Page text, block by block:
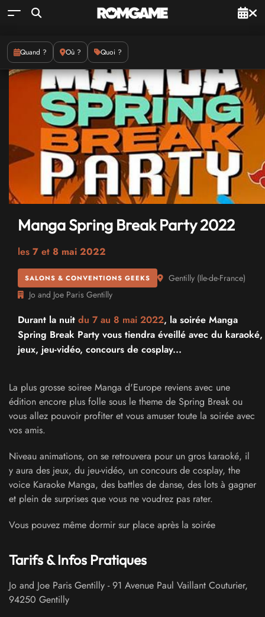
Quand ? Où ? Quoi ?
Manga Spring Break Party 2022
les 7 et 8 mai 2022
SALONS & CONVENTIONS GEEKS Gentilly (Ile-de-France)
Jo and Joe Paris Gentilly
Durant la nuit du 7 au 8 mai 2022, la soirée Manga
Spring Break Party vous tiendra éveillé avec du karaoké,
jeux, jeu-vidéo, concours de cosplay...
La plus grosse soiree Manga d'Europe reviens avec une
édition encore plus folle sous le theme de Spring Break ou
vous allez pouvoir profiter et vous amuser toute la soirée avec
vos amis.
Niveau animations, on se retrouvera pour un gros karaoké, il
y aura des jeux, du jeu-vidéo, un concours de cosplay, the
voice Karaoke Manga, des battles de danse, des lots à gagner
et plein de surprises que vous ne voudrez pas rater.
Vous pouvez même dormir sur place après la soirée
Tarifs & Infos Pratiques
Jo and Joe Paris Gentilly -91 Avenue Paul Vaillant Couturier,
94250 Gentilly